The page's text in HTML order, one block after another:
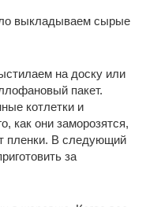
выкладываем сырые
на доску или
пакет.
котлетки и
как они заморозятся,
пленки. В следующий
за